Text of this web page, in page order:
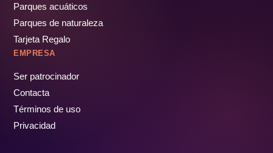
Parques acuáticos
Parques de naturaleza
Tarjeta Regalo
EMPRESA
Ser patrocinador
Contacta
Términos de uso
Privacidad